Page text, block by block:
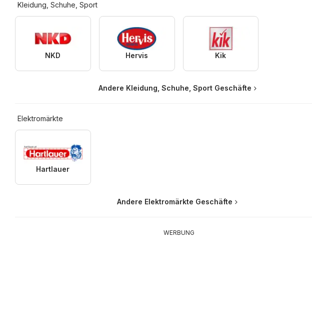
Kleidung, Schuhe, Sport
NKD Hervis Kik
Andere Kleidung, Schuhe, Sport Geschäfte
Elektromärkte
Hartlauer
Andere Elektromärkte Geschäfte
WERBUNG